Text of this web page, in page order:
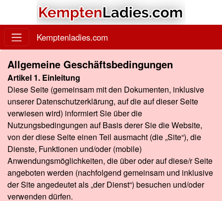
Kemptenladies.com
Allgemeine Geschäftsbedingungen
Artikel 1. Einleitung
Diese Seite (gemeinsam mit den Dokumenten, inklusive
unserer Datenschutzerklärung, auf die auf dieser Seite
verwiesen wird) informiert Sie über die
Nutzungsbedingungen auf Basis derer Sie die Website,
von der diese Seite einen Teil ausmacht (die „Site“), die
Dienste, Funktionen und/oder (mobile)
Anwendungsmöglichkeiten, die über oder auf diese/r Seite
angeboten werden (nachfolgend gemeinsam und inklusive
der Site angedeutet als „der Dienst“) besuchen und/oder
verwenden dürfen.